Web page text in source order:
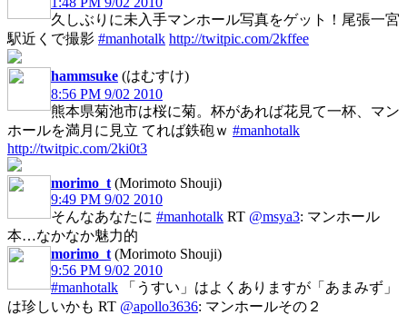
久しぶりに未入手マンホール写真をゲット！尾張一宮
駅近くで撮影 #manhotalk http://twitpic.com/2kffee
hammsuke (はむすけ)
8:56 PM 9/02 2010
熊本県菊池市は桜に菊。杯があれば花見て一杯、マン
ホールを満月に見立 てれば鉄砲ｗ #manhotalk
http://twitpic.com/2ki0t3
morimo_t (Morimoto Shouji)
9:49 PM 9/02 2010
そんなあなたに #manhotalk RT @msya3: マンホール
本…なかなか魅力的
morimo_t (Morimoto Shouji)
9:56 PM 9/02 2010
#manhotalk 「うすい」はよくありますが「あまみず」
は珍しいかも RT @apollo3636: マンホールその２